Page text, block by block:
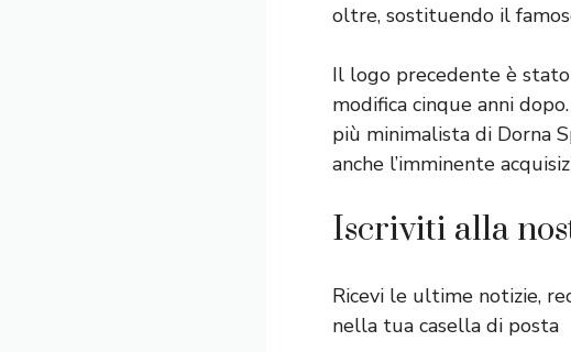
oltre, sostituendo il
Il logo precedente è
modifica cinque anni
più minimalista di Dorna
anche l’imminente
Iscriviti alla
Ricevi le ultime notizie,
nella tua casella di posta